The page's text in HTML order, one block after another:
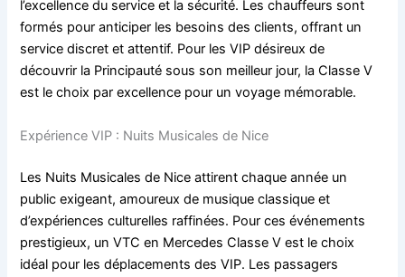
l’excellence du service et la sécurité. Les chauffeurs sont
formés pour anticiper les besoins des clients, offrant un
service discret et attentif. Pour les VIP désireux de
découvrir la Principauté sous son meilleur jour, la Classe V
est le choix par excellence pour un voyage mémorable.
Expérience VIP : Nuits Musicales de Nice
Les Nuits Musicales de Nice attirent chaque année un
public exigeant, amoureux de musique classique et
d’expériences culturelles raffinées. Pour ces événements
prestigieux, un VTC en Mercedes Classe V est le choix
idéal pour les déplacements des VIP. Les passagers